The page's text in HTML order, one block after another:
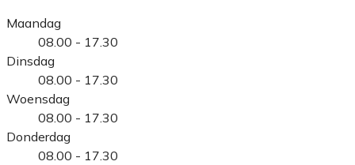
Maandag
08.00 - 17.30
Dinsdag
08.00 - 17.30
Woensdag
08.00 - 17.30
Donderdag
08.00 - 17.30